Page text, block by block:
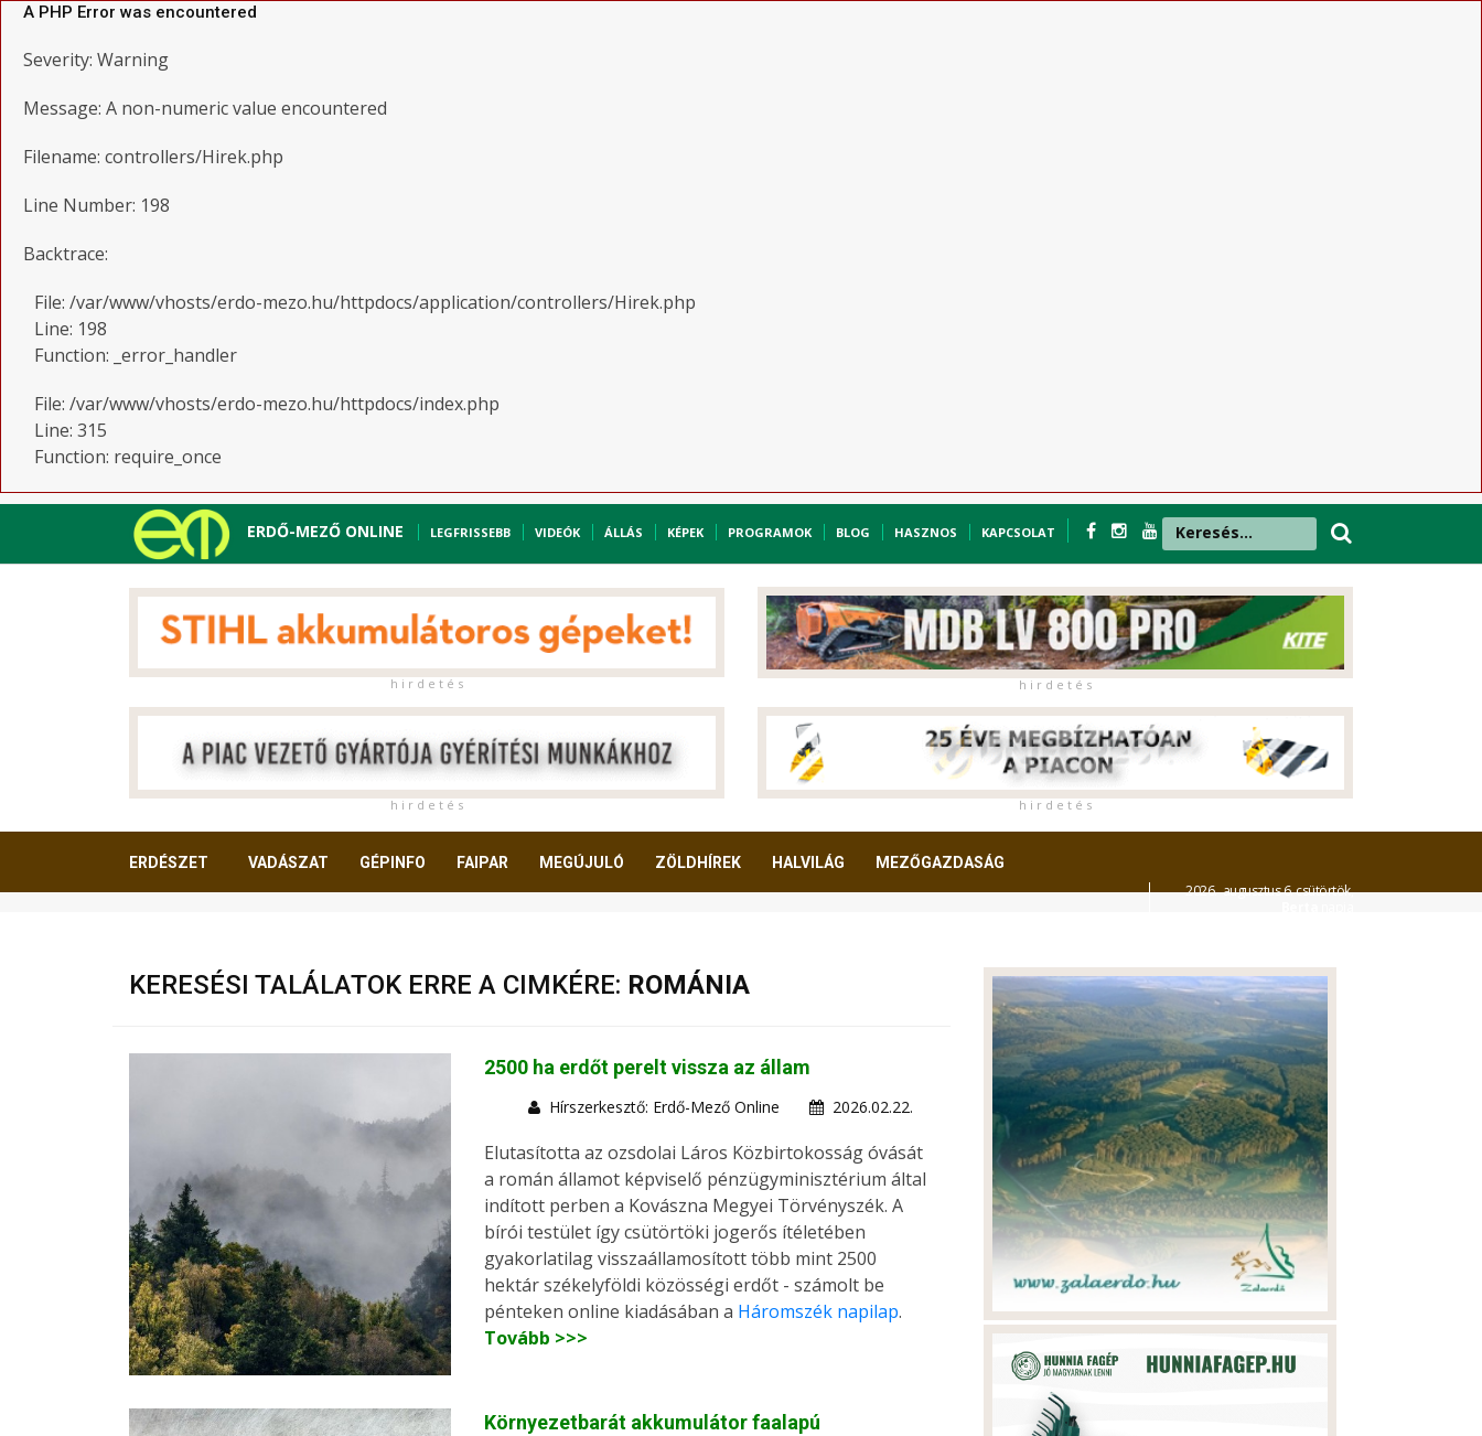
A PHP Error was encountered
Severity: Warning
Message: A non-numeric value encountered
Filename: controllers/Hirek.php
Line Number: 198
Backtrace:
File: /var/www/vhosts/erdo-mezo.hu/httpdocs/application/controllers/Hirek.php
Line: 198
Function: _error_handler
File: /var/www/vhosts/erdo-mezo.hu/httpdocs/index.php
Line: 315
Function: require_once
ERDŐ-MEZŐ ONLINE LEGFRISSEBB VIDEÓK ÁLLÁS KÉPEK PROGRAMOK BLOG HASZNOS KAPCSOLAT
h i r d e t é s h i r d e t é s
h i r d e t é s h i r d e t é s
ERDÉSZET VADÁSZAT GÉPINFO FAIPAR MEGÚJULÓ ZÖLDHÍREK HALVILÁG MEZŐGAZDASÁG
2026. augusztus 6. csütörtök,
KERESÉSI TALÁLATOK ERRE A CIMKÉRE: ROMÁNIA
2500 ha erdőt perelt vissza az állam
Hírszerkesztő: Erdő-Mező Online 2026.02.22.
Elutasította az ozsdolai Láros Közbirtokosság óvását
a román államot képviselő pénzügyminisztérium által
indított perben a Kovászna Megyei Törvényszék. A
bírói testület így csütörtöki jogerős ítéletében
gyakorlatilag visszaállamosított több mint 2500
hektár székelyföldi közösségi erdőt - számolt be
pénteken online kiadásában a Háromszék napilap.
Tovább >>>
Környezetbarát akkumulátor faalapú